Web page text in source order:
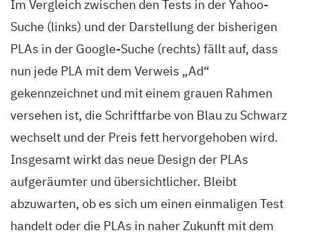
Im Vergleich zwischen den Tests in der Yahoo-
Suche (links) und der Darstellung der bisherigen
PLAs in der Google-Suche (rechts) fällt auf, dass
nun jede PLA mit dem Verweis „Ad“
gekennzeichnet und mit einem grauen Rahmen
versehen ist, die Schriftfarbe von Blau zu Schwarz
wechselt und der Preis fett hervorgehoben wird.
Insgesamt wirkt das neue Design der PLAs
aufgeräumter und übersichtlicher. Bleibt
abzuwarten, ob es sich um einen einmaligen Test
handelt oder die PLAs in naher Zukunft mit dem